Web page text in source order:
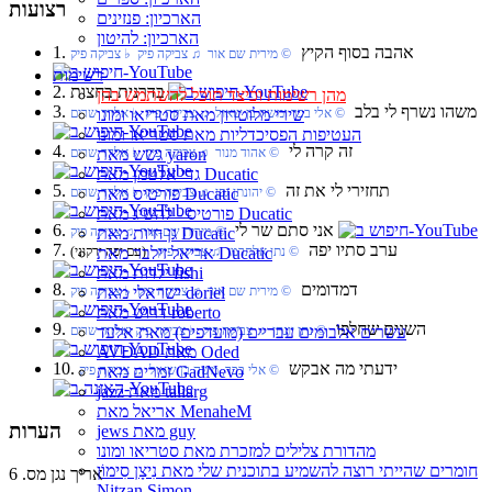
הארכיון: פנזינים
הארכיון: להיטון
רשימות
מהן רשימות וכיצד תוכל להשתמש בהן
שירי מלוטרון מאת סטריאו ומונו
העטיפות הפסיכדליות מאת סטריאו ומונו
גשש מאת yaron
גדי אלטמן מאת Ducatic
פורטיס מאת Ducatic
פורטיס - להשיג מאת Ducatic
גן חיות מאת Ducatic
אריאל זילבר מאת Ducatic
ילדות מאת fishi
ישראלי מאת doriel
דרוש מאת roberto
עשרים אלבומים עבריים (מועדפים) מאת אלעד
AVDAD מאת Oded
זמרים מאת GadNevo
jazz מאת taliarg
אריאל מאת MenaheM
jews מאת guy
מהדורת צלילים למזכרת מאת סטריאו ומונו
חומרים שהייתי רוצה להשמיע בתוכנית שלי מאת נִיצָן סִימוֹן
רצועות
1. אהבה בסוף הקיץ © מירית שם אור ♫ צביקה פיק ♭ צביקה פיק
2. בדרנית בחצות
3. משהו נשרף לי בלב © אלי בכר ומשה בן שאול ♫ צביקה פיק ♭ אלדד שרים
4. זה קרה לי © אהוד מנור ♫ צביקה פיק ♭ אלדד שרים
5. תחזירי לי את זה © יהונתן גפן ♫ צביקה פיק ♭ אלדד שרים
6. אני סתם שר לי© מירית שם-אור ♫ צביקה פיק
7. ערב סתיו יפה © נתן אלתרמן ♫ צביקה פיק (עם יפה ירקוני)
8. דמדומים © מירית שם אור ♫ צביקה פיק ♭ צביקה פיק
9. השנים שחלפו© נתן יונתן ♫ צביקה פיק ♭ צביקה פיק ואלדד שרים
10. ידעתי מה אבקש © אלי בכר, משה בן שאול ♫ צביקה פיק
הערות
אריך נגן מס. 6